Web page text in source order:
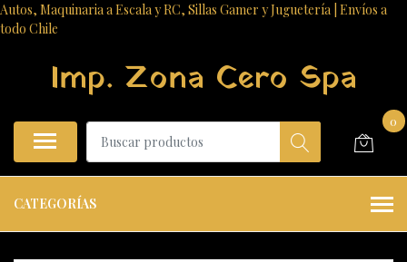
Autos, Maquinaria a Escala y RC, Sillas Gamer y Juguetería | Envíos a
todo Chile
Imp. Zona Cero Spa
0
CATEGORÍAS